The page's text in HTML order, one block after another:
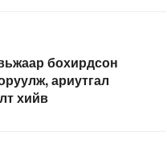
бохирдсон
ариутгал
хийв